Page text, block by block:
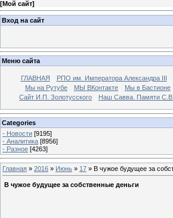
[Мой сайт]
Вход на сайт
Меню сайта
ГЛАВНАЯ РПО им. Императора Александра III
Мы на Рутубе
МЫ ВКонтакте Мы в Бастионе
Сайт И.П. Золотусского
Наш Савва. Памяти
Categories
- Новости [9195]
- Аналитика [8956]
- Разное [4263]
Главная » 2016 » Июнь » 17 » В чужое будущее за
В чужое будущее за собственные деньги